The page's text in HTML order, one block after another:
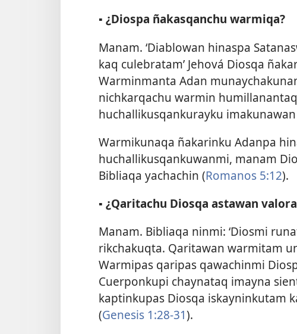
▪ ¿Diospa ñakasqanchu warmiqa?
Manam. ‘Diablowan hinaspa
kaq culebratam’ Jehová Diosqa
Warminmanta Adan
nichkarqachu warmin
huchallikusqankurayku
Warmikunaqa ñakarinku Adanpa
huchallikusqankuwanmi, manam
Bibliaqa yachachin (Romanos 5:12).
▪ ¿Qaritachu Diosqa astawan
Manam. Bibliaqa ninmi: ‘Diosmi
rikchakuqta. Qaritawan warmitam
Warmipas qaripas qawachinmi
Cuerponkupi chaynataq imayna
kaptinkupas Diosqa iskayninkutam
(Genesis 1:28-31).